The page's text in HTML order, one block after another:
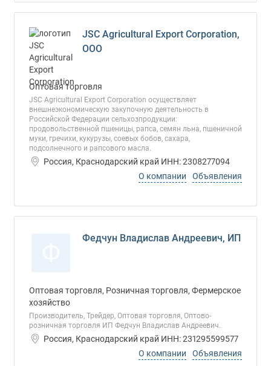
JSC Agricultural Export Corporation,
ООО
Оптовая торговля
JSC Agricultural Export Corporation осуществляет
внешнеэкономическую закупочную деятельность в
Российской Федерации сельхозпродукции:
продовольственной пшеницы, рапса, семян льна, пшеничной
муки, гречихи, кукурузы, соевых бобов, сахара,
подсолнечного и рапсового масла.
Россия, Краснодарский край ИНН: 2308277094
О компании
Объявления
Федчун Владислав Андреевич, ИП
Оптовая торговля, Розничная торговля, Фермерское
хозяйство
Производитель, Трейдер, Оптовая торговля, Оптово-
розничная торговля ИП Федчун Владислав Андреевич.
Россия, Краснодарский край ИНН: 231295599577
О компании
Объявления